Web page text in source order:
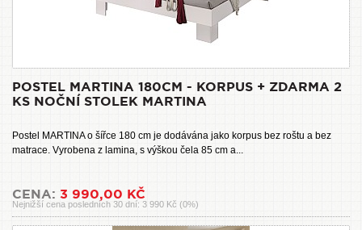
POSTEL MARTINA 180CM - KORPUS + ZDARMA 2
KS NOČNÍ STOLEK MARTINA
Postel MARTINA o šířce 180 cm je dodávána jako korpus bez roštu a bez
matrace. Vyrobena z lamina, s výškou čela 85 cm a...
CENA: 3 990,00 KČ
Nejnižší cena posledních 30 dní: 3 990 Kč (0%)